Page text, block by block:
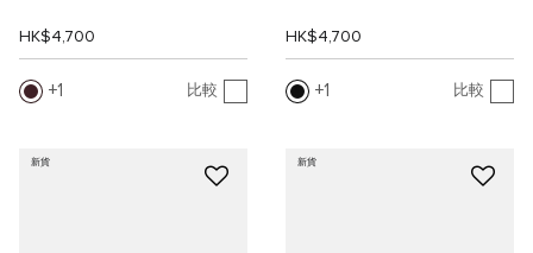
HK$4,700
1 比較
HK$4,700
1 比較
新貨 新貨